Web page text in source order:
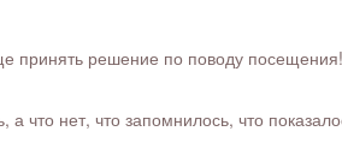
решение по поводу посещения!
что нет, что запомнилось, что